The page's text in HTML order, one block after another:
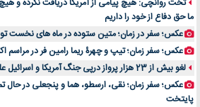
تخت روانچی: هیچ پیامی از آمریکا دریافت نکرده و هیچ
ما حق دفاع از خود را داریم
عکس؛ سفر در زمان؛ متین ستوده در ماه های نخست
عکس؛ سفر زمان؛ تیپ و چهرۀ ریما رامین فر در مراسم
لغو بیش از 23 هزار پرواز درپی جنگ آمریکا و اسرائیل علیه ایران
عکس؛ سفر زمان؛ نقی، ارسطو، هما و پنجعلی در
پایتخت